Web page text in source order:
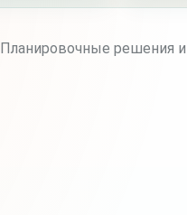
Планировочные решения и